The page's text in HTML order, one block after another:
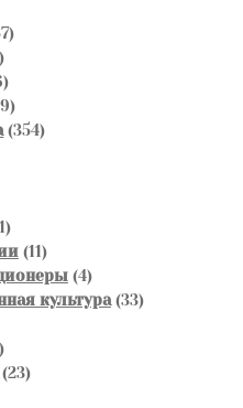
57
496
товаров
49
товаров
354354
11
товаров
1111
товаров
44
товара
культура 3333
2323